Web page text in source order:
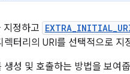
지정하고
터리의 URI를 선택적으로 지
성 및 호출하는 방법을 보여